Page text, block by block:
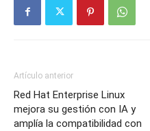
Artículo anterior
Red Hat Enterprise Linux
mejora su gestión con IA y
amplía la compatibilidad con